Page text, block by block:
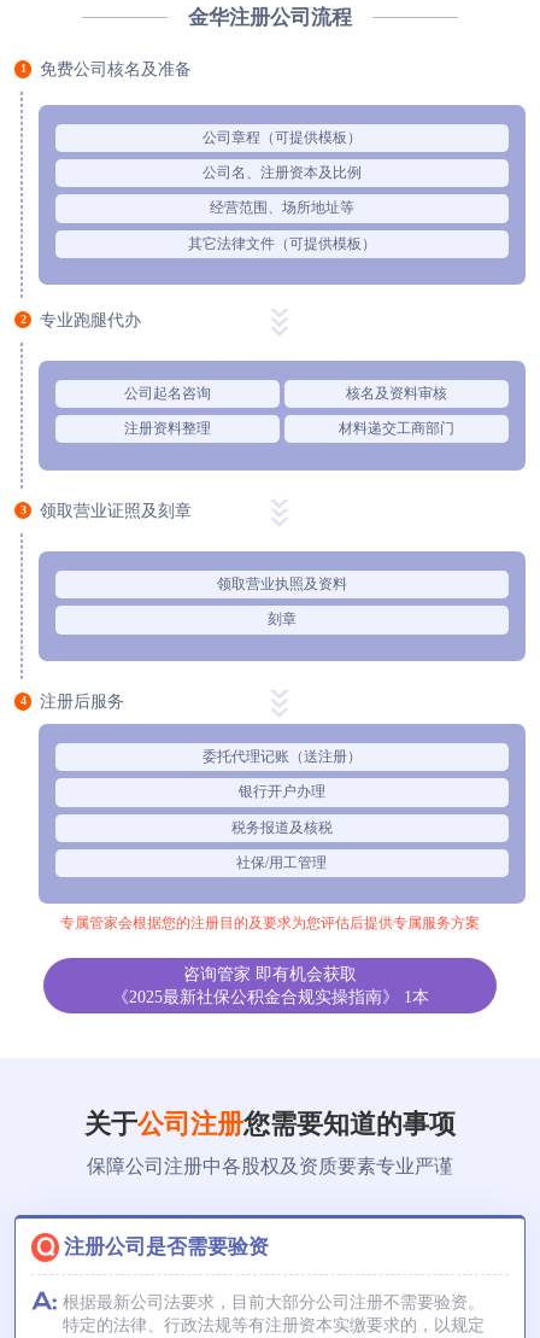
金华注册公司流程
1 免费公司核名及准备
公司章程（可提供模板）
公司名、注册资本及比例
经营范围、场所地址等
其它法律文件（可提供模板）
2 专业跑腿代办
公司起名咨询 核名及资料审核
注册资料整理 材料递交工商部门
3 领取营业证照及刻章
领取营业执照及资料
刻章
4 注册后服务
委托代理记账（送注册）
银行开户办理
税务报道及核税
社保/用工管理
专属管家会根据您的注册目的及要求为您评估后提供专属服务方案
咨询管家 即有机会获取
《2025最新社保公积金合规实操指南》 1本
关于公司注册您需要知道的事项
保障公司注册中各股权及资质要素专业严谨
注册公司是否需要验资
根据最新公司法要求，目前大部分公司注册不需要验资。
特定的法律、行政法规等有注册资本实缴要求的，以规定